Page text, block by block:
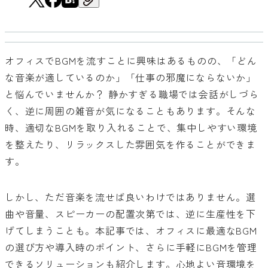
オフィスでBGMを流すことに興味はあるものの、「どん
な音楽が適しているのか」「仕事の邪魔にならないか」
と悩んでいませんか？ 静かすぎる職場では会話がしづら
く、逆に周囲の雑音が気になることもあります。そんな
時、適切なBGMを取り入れることで、集中しやすい環境
を整えたり、リラックスした雰囲気を作ることができま
す。
しかし、ただ音楽を流せば良いわけではありません。選
曲や音量、スピーカーの配置次第では、逆に生産性を下
げてしまうことも。本記事では、オフィスに最適なBGM
の選び方や導入時のポイント、さらに手軽にBGMを管理
できるソリューションも紹介します。心地よい音環境を